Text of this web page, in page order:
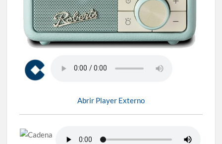
Abrir Player Externo